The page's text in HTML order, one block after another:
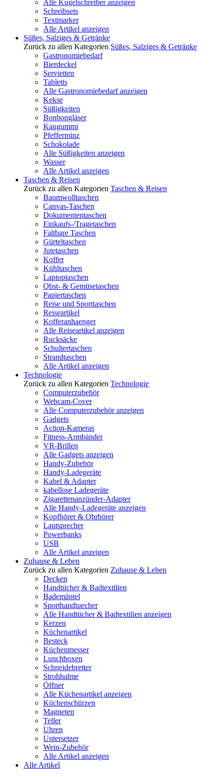
Alle Kugelschreiber anzeigen
Schreibsets
Textmarker
Alle Artikel anzeigen
Süßes, Salziges & Getränke
Zurück zu allen Kategorien Süßes, Salziges & Getränke
Gastronomiebedarf
Bierdeckel
Servietten
Tabletts
Alle Gastronomiebedarf anzeigen
Kekse
Süßigkeiten
Bonbongläser
Kaugummi
Pfefferminz
Schokolade
Alle Süßigkeiten anzeigen
Wasser
Alle Artikel anzeigen
Taschen & Reisen
Zurück zu allen Kategorien Taschen & Reisen
Baumwolltaschen
Canvas-Taschen
Dokumententaschen
Einkaufs-/Tragetaschen
Faltbare Taschen
Gürteltaschen
Jutetaschen
Koffer
Kühltaschen
Laptoptaschen
Obst- & Gemüsetaschen
Papiertaschen
Reise und Sporttaschen
Reiseartikel
Kofferanhaenger
Alle Reiseartikel anzeigen
Rucksäcke
Schultertaschen
Strandtaschen
Alle Artikel anzeigen
Technologie
Zurück zu allen Kategorien Technologie
Computerzubehör
Webcam-Cover
Alle Computerzubehör anzeigen
Gadgets
Action-Kameras
Fitness-Armbänder
VR-Brillen
Alle Gadgets anzeigen
Handy-Zubehör
Handy-Ladegeräte
Kabel & Adapter
kabellose Ladegeräte
Zigarettenanzünder-Adapter
Alle Handy-Ladegeräte anzeigen
Kopfhörer & Ohrhörer
Lautsprecher
Powerbanks
USB
Alle Artikel anzeigen
Zuhause & Leben
Zurück zu allen Kategorien Zuhause & Leben
Decken
Handtücher & Badtextilien
Bademäntel
Sporthandtuecher
Alle Handtücher & Badtextilien anzeigen
Kerzen
Küchenartikel
Besteck
Küchenmesser
Lunchboxen
Schneidebretter
Strohhalme
Öffner
Alle Küchenartikel anzeigen
Küchenschürzen
Magneten
Teller
Uhren
Untersetzer
Wein-Zubehör
Alle Artikel anzeigen
Alle Artikel